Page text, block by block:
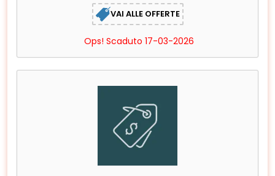
VAI ALLE OFFERTE
Ops! Scaduto 17-03-2026